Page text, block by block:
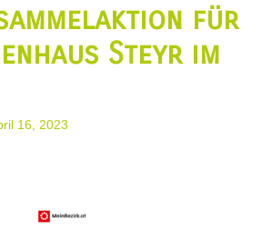
für
Steyr im
16, 2023